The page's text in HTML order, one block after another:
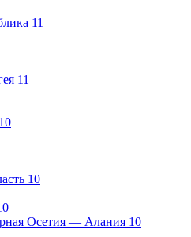
11
11
10
10
Осетия — Алания 10